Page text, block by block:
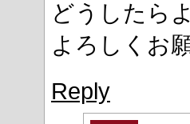
どうしたら
よろしくお
Reply